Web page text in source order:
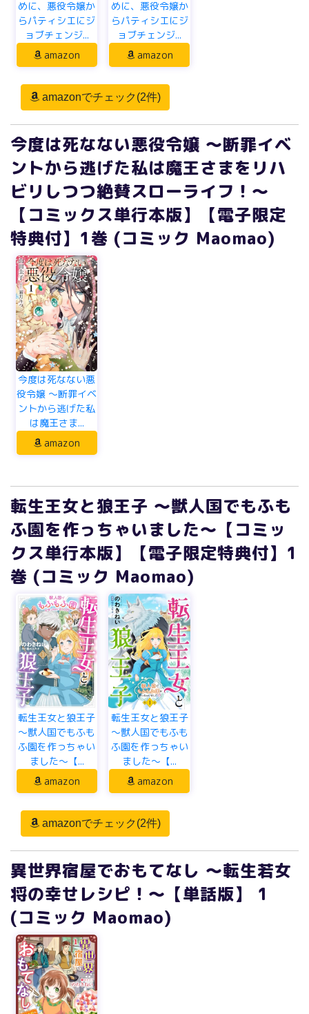
めに、悪役令嬢か
らパティシエにジ
ョブチェンジ...
amazon
めに、悪役令嬢か
らパティシエにジ
ョブチェンジ...
amazon
amazonでチェック(2件)
今度は死なない悪役令嬢 ～断罪イベ
ントから逃げた私は魔王さまをリハ
ビリしつつ絶賛スローライフ！～
【コミックス単行本版】【電子限定
特典付】1巻 (コミック Maomao)
今度は死なない悪
役令嬢 ～断罪イベ
ントから逃げた私
は魔王さま...
amazon
転生王女と狼王子 ～獣人国でもふも
ふ園を作っちゃいました～【コミッ
クス単行本版】【電子限定特典付】1
巻 (コミック Maomao)
転生王女と狼王子
～獣人国でもふも
ふ園を作っちゃい
ました～【...
amazon
転生王女と狼王子
～獣人国でもふも
ふ園を作っちゃい
ました～【...
amazon
amazonでチェック(2件)
異世界宿屋でおもてなし ～転生若女
将の幸せレシピ！～【単話版】 1
(コミック Maomao)